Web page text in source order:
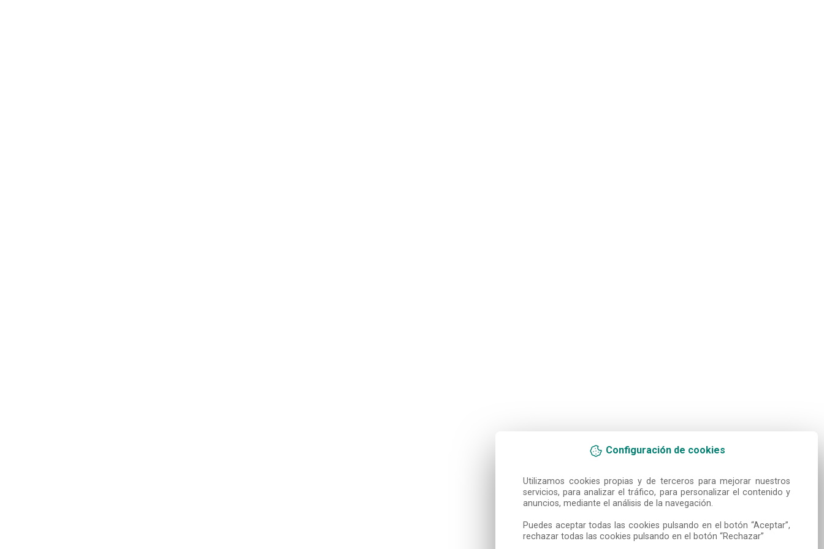
Configuración de cookies
Utilizamos cookies propias y de terceros para mejorar nuestros
servicios, para analizar el tráfico, para personalizar el contenido y
anuncios, mediante el análisis de la navegación.
Puedes aceptar todas las cookies pulsando en el botón “Aceptar”,
rechazar todas las cookies pulsando en el botón “Rechazar”